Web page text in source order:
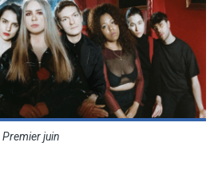
Premier juin